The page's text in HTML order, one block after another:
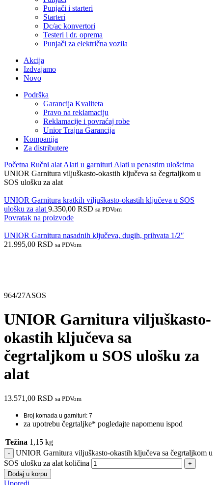
Punjači i starteri
Starteri
Dc/ac konvertori
Testeri i dr. oprema
Punjači za električna vozila
Akcija
Izdvajamo
Novo
Podrška
Garancija Kvaliteta
Pravo na reklamaciju
Reklamacije i povraćaj robe
Unior Trajna Garancija
Kompanija
Za distributere
Početna Ručni alat Alati u garnituri Alati u penastim ulošcima
UNIOR Garnitura viljuškasto-okastih ključeva sa čegrtaljkom u
SOS ulošku za alat
UNIOR Garnitura kratkih viljuškasto-okastih ključeva u SOS
ulošku za alat 9.350,00 RSD sa PDVom
Povratak na proizvode
UNIOR Garnitura nasadnih ključeva, dugih, prihvata 1/2″
21.995,00 RSD sa PDVom
964/27ASOS
UNIOR Garnitura viljuškasto-
okastih ključeva sa
čegrtaljkom u SOS ulošku za
alat
13.571,00 RSD sa PDVom
Broj komada u garnituri: 7
za upotrebu čegrtaljke* pogledajte napomenu ispod
Težina 1,15 kg
UNIOR Garnitura viljuškasto-okastih ključeva sa čegrtaljkom u
SOS ulošku za alat količina
Dodaj u korpu
Uporedi